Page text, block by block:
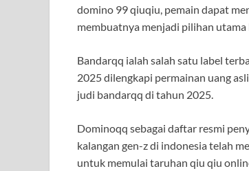
domino 99 qiuqiu, pemain dapat
membuatnya menjadi pilihan
Bandarqq ialah salah satu label
2025 dilengkapi permainan uang
judi bandarqq di tahun 2025.
Dominoqq sebagai daftar resmi
kalangan gen-z di indonesia telah
untuk memulai taruhan qiu qiu